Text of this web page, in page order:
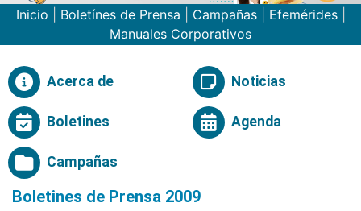
Inicio Boletínes de Prensa Campañas| Efemérides|
Manuales Corporativos
Acerca de Noticias
Boletines Agenda
Campañas
Boletines de Prensa 2009